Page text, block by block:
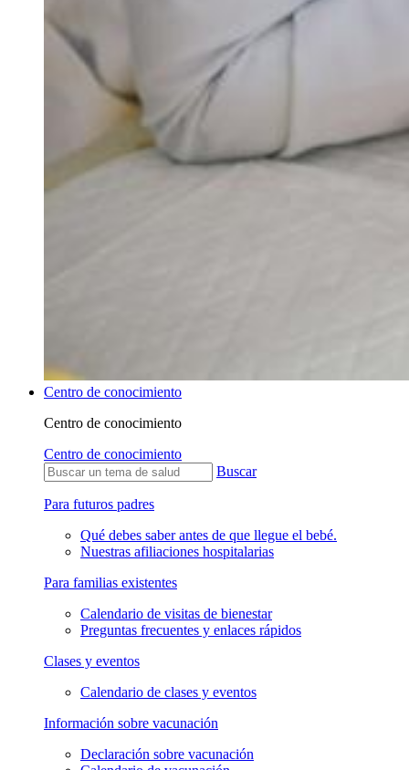
Centro de conocimiento
Centro de conocimiento
Centro de conocimiento
Buscar
Para futuros padres
Qué debes saber antes de que llegue el bebé.
Nuestras afiliaciones hospitalarias
Para familias existentes
Calendario de visitas de bienestar
Preguntas frecuentes y enlaces rápidos
Clases y eventos
Calendario de clases y eventos
Información sobre vacunación
Declaración sobre vacunación